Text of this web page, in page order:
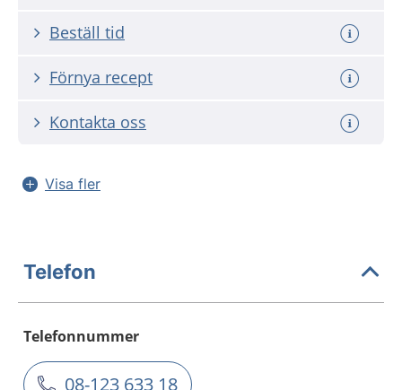
Beställ tid
Förnya recept
Kontakta oss
Visa fler
Telefon
Telefonnummer
08-123 633 18